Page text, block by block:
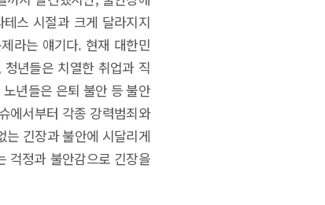
스 시절과 크게 달라지지
라는 얘기다. 현재 대한민
년들은 치열한 취업과 직
년들은 은퇴 불안 등 불안
에서부터 각종 강력범죄와
는 긴장과 불안에 시달리게
걱정과 불안감으로 긴장을